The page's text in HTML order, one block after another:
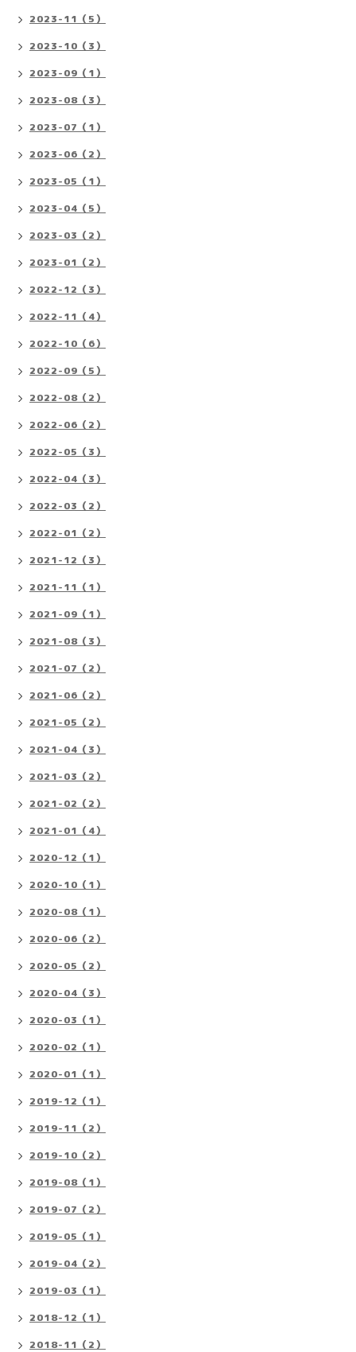
2023-11（5）
2023-10（3）
2023-09（1）
2023-08（3）
2023-07（1）
2023-06（2）
2023-05（1）
2023-04（5）
2023-03（2）
2023-01（2）
2022-12（3）
2022-11（4）
2022-10（6）
2022-09（5）
2022-08（2）
2022-06（2）
2022-05（3）
2022-04（3）
2022-03（2）
2022-01（2）
2021-12（3）
2021-11（1）
2021-09（1）
2021-08（3）
2021-07（2）
2021-06（2）
2021-05（2）
2021-04（3）
2021-03（2）
2021-02（2）
2021-01（4）
2020-12（1）
2020-10（1）
2020-08（1）
2020-06（2）
2020-05（2）
2020-04（3）
2020-03（1）
2020-02（1）
2020-01（1）
2019-12（1）
2019-11（2）
2019-10（2）
2019-08（1）
2019-07（2）
2019-05（1）
2019-04（2）
2019-03（1）
2018-12（1）
2018-11（2）